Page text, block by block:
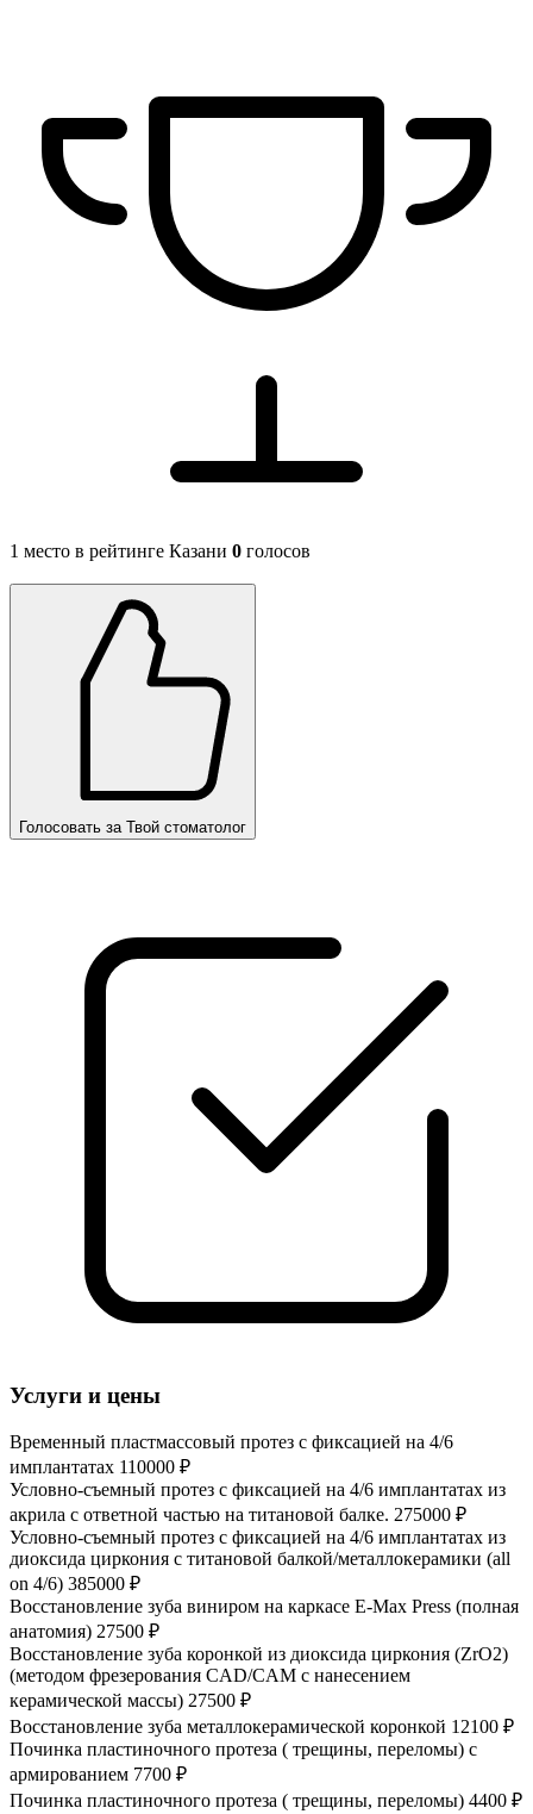
1 место в рейтинге Казани 0 голосов
Голосовать за Твой стоматолог
Услуги и цены
Временный пластмассовый протез с фиксацией на 4/6
имплантатах 110000 ₽
Условно-съемный протез с фиксацией на 4/6 имплантатах из
акрила с ответной частью на титановой балке. 275000 ₽
Условно-съемный протез с фиксацией на 4/6 имплантатах из
диоксида циркония с титановой балкой/металлокерамики (all
on 4/6) 385000 ₽
Восстановление зуба виниром на каркасе E-Max Press (полная
анатомия) 27500 ₽
Восстановление зуба коронкой из диоксида циркония (ZrO2)
(методом фрезерования CAD/CAM с нанесением
керамической массы) 27500 ₽
Восстановление зуба металлокерамической коронкой 12100 ₽
Починка пластиночного протеза ( трещины, переломы) с
армированием 7700 ₽
Починка пластиночного протеза ( трещины, переломы) 4400 ₽